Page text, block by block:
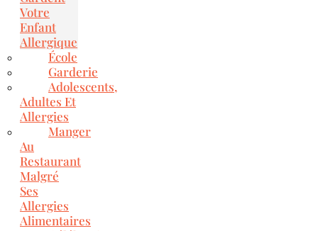
Votre
Enfant
Allergique
École
Garderie
Adolescents,
Adultes Et
Allergies
Manger
Au
Restaurant
Malgré
Ses
Allergies
Alimentaires